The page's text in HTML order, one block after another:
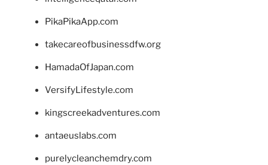
PikaPikaApp.com
takecareofbusinessdfw.org
HamadaOfJapan.com
VersifyLifestyle.com
kingscreekadventures.com
antaeuslabs.com
purelycleanchemdry.com